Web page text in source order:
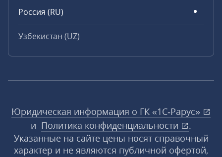
Россия (RU)
Узбекистан (UZ)
Юридическая информация о ГК «1С‑Рарус»
и Политика конфиденциальности
.
Указанные на сайте цены носят справочный
характер и не являются публичной офертой,